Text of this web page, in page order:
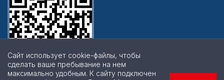
Сайт использует cookie-файлы, чтобы
сделать ваше пребывание на нем
максимально удобным. К cайту подключен